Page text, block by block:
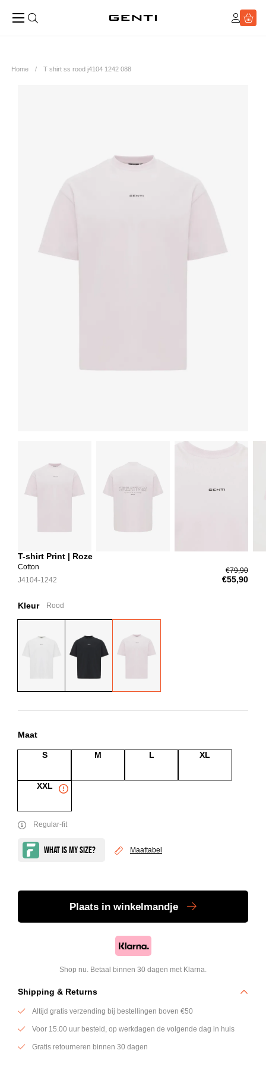
Home T shirt ss rood j4104 1242 088
T-shirt Print | Roze
Cotton
J4104-1242
€79,90
€55,90
Kleur Rood
Maat
S M L XL
XXL
Maattabel
Regular-fit
Plaats in winkelmandje
Shop nu. Betaal binnen 30 dagen met Klarna.
Shipping & Returns
Altijd gratis verzending bij bestellingen boven €50
Voor 15.00 uur besteld, op werkdagen de volgende dag in huis
Gratis retourneren binnen 30 dagen